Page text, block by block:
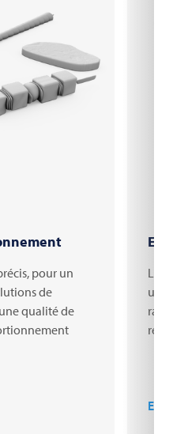
pour un
de
qualité de
Les
une
En